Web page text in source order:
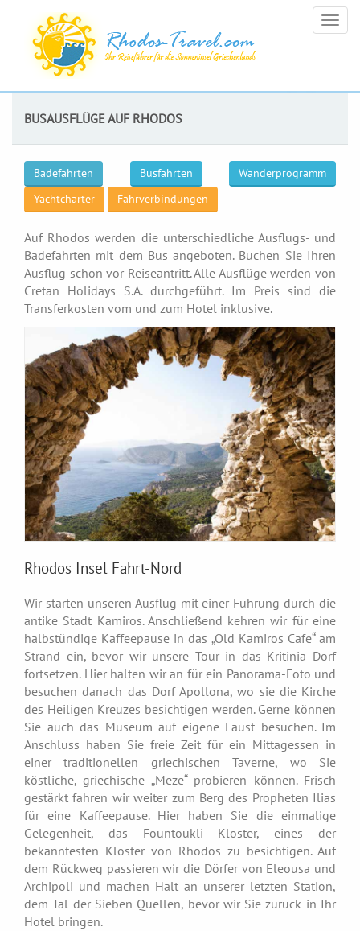
BUSAUSFLÜGE AUF RHODOS
Badefahrten Busfahrten
Wanderprogramm
Yachtcharter
Fährverbindungen
Auf Rhodos werden die unterschiedliche Ausflugs- und
Badefahrten mit dem Bus angeboten. Buchen Sie Ihren
Ausflug schon vor Reiseantritt. Alle Ausflüge werden von
Cretan Holidays S.A. durchgeführt. Im Preis sind die
Transferkosten vom und zum Hotel inklusive.
Rhodos Insel Fahrt-Nord
Wir starten unseren Ausflug mit einer Führung durch die
antike Stadt Kamiros. Anschließend kehren wir für eine
halbstündige Kaffeepause in das „Old Kamiros Cafe“ am
Strand ein, bevor wir unsere Tour in das Kritinia Dorf
fortsetzen. Hier halten wir an für ein Panorama-Foto und
besuchen danach das Dorf Apollona, wo sie die Kirche
des Heiligen Kreuzes besichtigen werden. Gerne können
Sie auch das Museum auf eigene Faust besuchen. Im
Anschluss haben Sie freie Zeit für ein Mittagessen in
einer traditionellen griechischen Taverne, wo Sie
köstliche, griechische „Meze“ probieren können. Frisch
gestärkt fahren wir weiter zum Berg des Propheten Ilias
für eine Kaffeepause. Hier haben Sie die einmalige
Gelegenheit, das Fountoukli Kloster, eines der
bekanntesten Klöster von Rhodos zu besichtigen. Auf
dem Rückweg passieren wir die Dörfer von Eleousa und
Archipoli und machen Halt an unserer letzten Station,
dem Tal der Sieben Quellen, bevor wir Sie zurück in Ihr
Hotel bringen.